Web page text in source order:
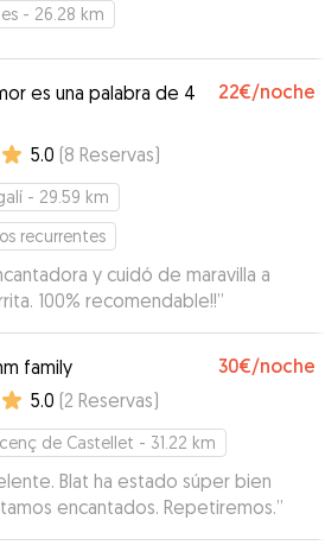
- 26.28 km
es una palabra de 4
22€/noche
5.0 (8 Reservas)
- 29.59 km
recurrentes
y cuidó de maravilla a
100% recomendable!!”
family 30€/noche
5.0 (2 Reservas)
de Castellet - 31.22 km
Blat ha estado súper bien
encantados. Repetiremos.”